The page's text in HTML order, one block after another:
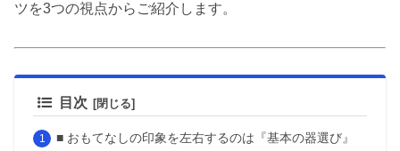
ツを3つの視点からご紹介します。
目次
■ おもてなしの印象を左右するのは『基本の器選び』